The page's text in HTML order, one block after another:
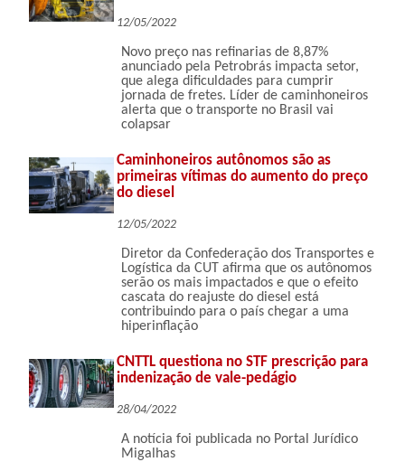
12/05/2022
Novo preço nas refinarias de 8,87%
anunciado pela Petrobrás impacta setor,
que alega dificuldades para cumprir
jornada de fretes. Líder de caminhoneiros
alerta que o transporte no Brasil vai
colapsar
Caminhoneiros autônomos são as
primeiras vítimas do aumento do preço
do diesel
12/05/2022
Diretor da Confederação dos Transportes e
Logística da CUT afirma que os autônomos
serão os mais impactados e que o efeito
cascata do reajuste do diesel está
contribuindo para o país chegar a uma
hiperinflação
CNTTL questiona no STF prescrição para
indenização de vale-pedágio
28/04/2022
A notícia foi publicada no Portal Jurídico
Migalhas